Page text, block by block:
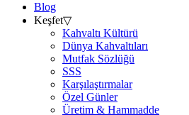
Blog
Keşfet▽
Kahvaltı Kültürü
Dünya Kahvaltıları
Mutfak Sözlüğü
SSS
Karşılaştırmalar
Özel Günler
Üretim & Hammadde